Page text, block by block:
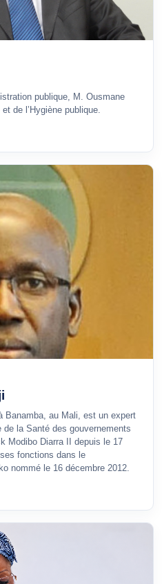
publique, M. Ousmane
de l’Hygiène publique.
Banamba, au Mali, est un expert
la Santé des gouvernements
Modibo Diarra II depuis le 17
fonctions dans le
nommé le 16 décembre 2012.